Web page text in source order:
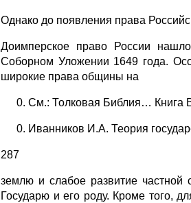
Однако до появления права
Доимперское право России
Соборном Уложении 1649 года.
широкие права общины на
См.: Толковая Библия… Книга
Иванников И.А. Теория
287
землю и слабое развитие частной
Государю и его роду. Кроме того,